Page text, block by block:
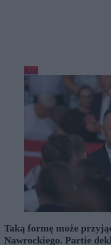
Kraj
Taką formę może
Nawrockiego. Partie